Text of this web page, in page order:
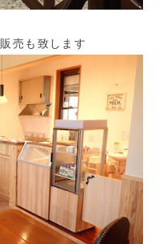
売も致します